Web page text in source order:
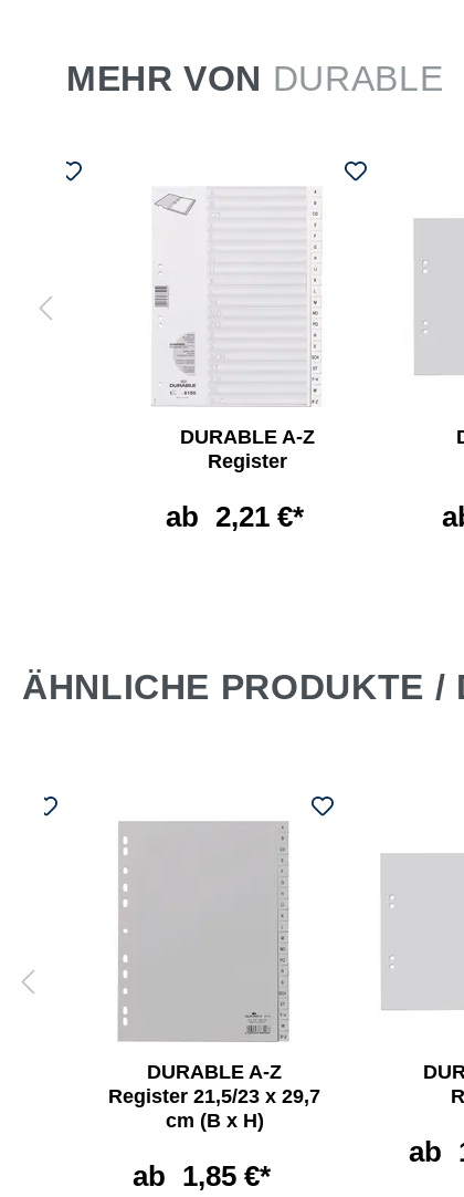
MEHR VON DURABLE
DURABLE A-Z
Register
ab 2,21 €*
ÄHNLICHE PRODUKTE /
DURABLE A-Z
Register 21,5/23 x 29,7
cm (B x H)
ab 1,85 €*
ab